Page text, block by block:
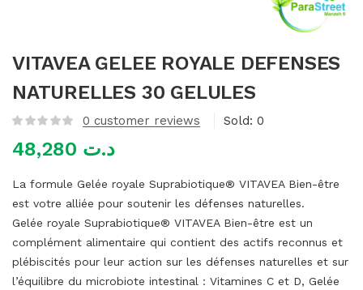
VITAVEA GELEE ROYALE DEFENSES
NATURELLES 30 GELULES
0 customer reviews Sold: 0
د.ت
La formule Gelée royale Suprabiotique® VITAVEA Bien-être
est votre alliée pour soutenir les défenses naturelles.
Gelée royale Suprabiotique® VITAVEA Bien-être est un
complément alimentaire qui contient des actifs reconnus et
plébiscités pour leur action sur les défenses naturelles et sur
l’équilibre du microbiote intestinal : Vitamines C et D, Gelée